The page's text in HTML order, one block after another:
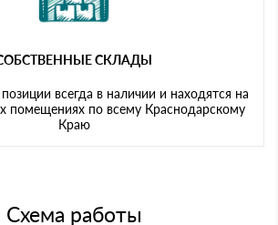
СКЛАДЫ
всегда в наличии и находятся на
помещениях по всему Краснодарскому
Краю
Схема работы